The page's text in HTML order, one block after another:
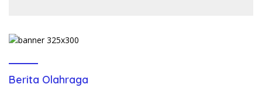
Berita Olahraga